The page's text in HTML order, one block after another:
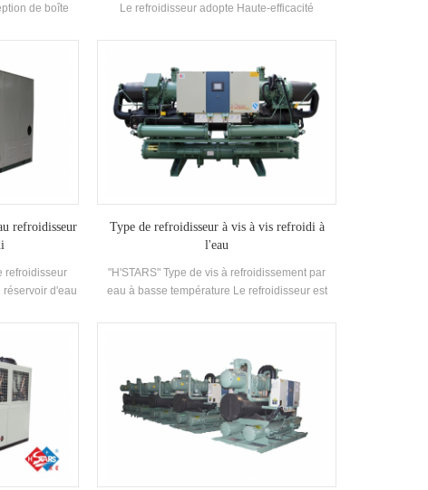
de boîte
dans les
climatiseurs
la puissance
dispose
d'eau de
21-35 °C.
Plage:
Usine,
et autres
Le refroidisseur adopte Haute-efficacité
électroniques, équipé d'un excellent
condenseur de refroidissement et d'un
évaporateur
refroidisseur
refroidisseur
d'eau
avec des
et un
Il est équipé
and-tube
Type de refroidisseur à vis à vis refroidi à
l'eau
"H'STARS" Type de vis à refroidissement par
eau à basse température Le refroidisseur est
l'industrie refroidissement. Il faut une gamme
de la capacité de refroidissement différente et
de la température Exigences. Marque: H'STARS